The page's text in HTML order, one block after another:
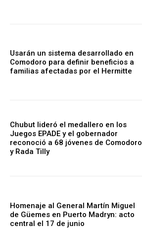
Usarán un sistema desarrollado en
Comodoro para definir beneficios a
familias afectadas por el Hermitte
Chubut lideró el medallero en los
Juegos EPADE y el gobernador
reconoció a 68 jóvenes de Comodoro
y Rada Tilly
Homenaje al General Martín Miguel
de Güemes en Puerto Madryn: acto
central el 17 de junio